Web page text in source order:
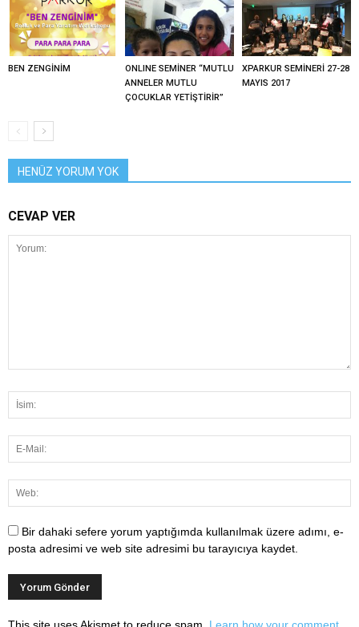
BEN ZENGİNİM
ONLINE SEMİNER “MUTLU
ANNELER MUTLU
ÇOCUKLAR YETİŞTİRİR”
XPARKUR SEMİNERİ 27-28
MAYIS 2017
HENÜZ YORUM YOK
CEVAP VER
Bir dahaki sefere yorum yaptığımda kullanılmak üzere adımı, e-
posta adresimi ve web site adresimi bu tarayıcıya kaydet.
This site uses Akismet to reduce spam. Learn how your comment